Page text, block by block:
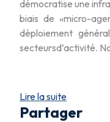
démocratise une
biais de «micro-
déploiement
secteursd’activité.
Lire la suite
Partager